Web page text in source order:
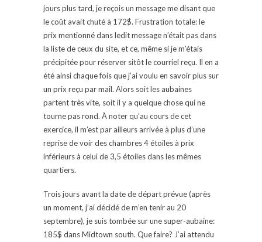
jours plus tard, je reçois un message me disant que
le coût avait chuté à 172$. Frustration totale: le
prix mentionné dans ledit message n’était pas dans
la liste de ceux du site, et ce, même si je m’étais
précipitée pour réserver sitôt le courriel reçu. Il en a
été ainsi chaque fois que j’ai voulu en savoir plus sur
un prix reçu par mail. Alors soit les aubaines
partent très vite, soit il y a quelque chose qui ne
tourne pas rond. À noter qu’au cours de cet
exercice, il m’est par ailleurs arrivée à plus d’une
reprise de voir des chambres 4 étoiles à prix
inférieurs à celui de 3,5 étoiles dans les mêmes
quartiers.
Trois jours avant la date de départ prévue (après
un moment, j’ai décidé de m’en tenir au 20
septembre), je suis tombée sur une super-aubaine:
185$ dans Midtown south. Que faire? J’ai attendu